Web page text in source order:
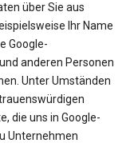
über Sie aus
Ihr Name
Google-
anderen Personen
Unter Umständen
die uns in Google-
Unternehmen